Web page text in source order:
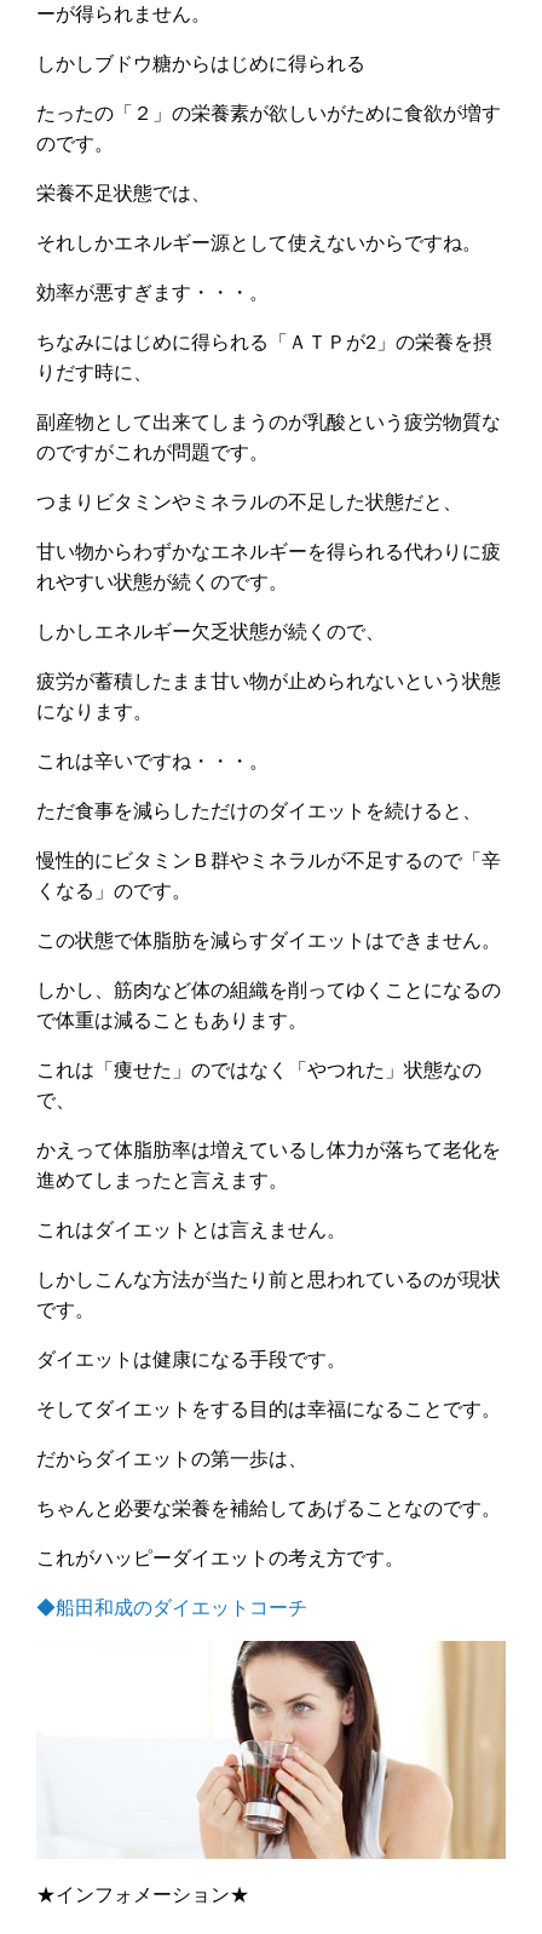
ーが得られません。
しかしブドウ糖からはじめに得られる
たったの「２」の栄養素が欲しいがために食欲が増す
のです。
栄養不足状態では、
それしかエネルギー源として使えないからですね。
効率が悪すぎます・・・。
ちなみにはじめに得られる「ＡＴＰが2」の栄養を摂
りだす時に、
副産物として出来てしまうのが乳酸という疲労物質な
のですがこれが問題です。
つまりビタミンやミネラルの不足した状態だと、
甘い物からわずかなエネルギーを得られる代わりに疲
れやすい状態が続くのです。
しかしエネルギー欠乏状態が続くので、
疲労が蓄積したまま甘い物が止められないという状態
になります。
これは辛いですね・・・。
ただ食事を減らしただけのダイエットを続けると、
慢性的にビタミンＢ群やミネラルが不足するので「辛
くなる」のです。
この状態で体脂肪を減らすダイエットはできません。
しかし、筋肉など体の組織を削ってゆくことになるの
で体重は減ることもあります。
これは「痩せた」のではなく「やつれた」状態なの
で、
かえって体脂肪率は増えているし体力が落ちて老化を
進めてしまったと言えます。
これはダイエットとは言えません。
しかしこんな方法が当たり前と思われているのが現状
です。
ダイエットは健康になる手段です。
そしてダイエットをする目的は幸福になることです。
だからダイエットの第一歩は、
ちゃんと必要な栄養を補給してあげることなのです。
これがハッピーダイエットの考え方です。
◆船田和成のダイエットコーチ
★インフォメーション★